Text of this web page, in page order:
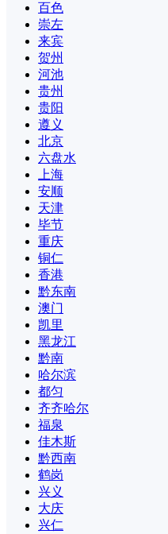
百色
崇左
来宾
贺州
河池
贵州
贵阳
遵义
北京
六盘水
上海
安顺
天津
毕节
重庆
铜仁
香港
黔东南
澳门
凯里
黑龙江
黔南
哈尔滨
都匀
齐齐哈尔
福泉
佳木斯
黔西南
鹤岗
兴义
大庆
兴仁